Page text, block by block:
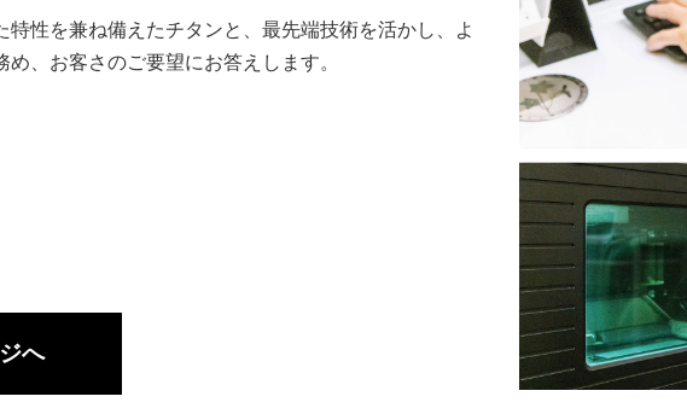
特性を兼ね備えたチタンと、最先端技術を活かし、よ
、お客さのご要望にお答えします。
へ